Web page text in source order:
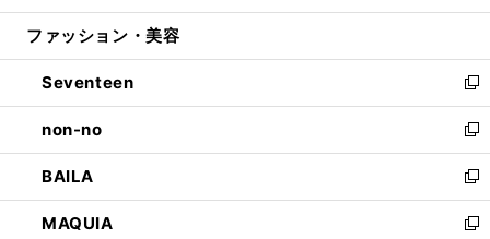
開
ウ
開
く
ン
ウ
で
開
く
ウ
ン
ド
ウ
で
開
く
ファッション・美容
Seventeen
新
し
い
ウ
ィ
ン
ド
non-no
新
し
い
ウ
ィ
BAILA
新
し
い
MAQUIA
新